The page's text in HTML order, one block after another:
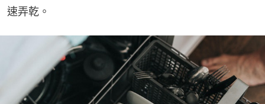
速弄乾。